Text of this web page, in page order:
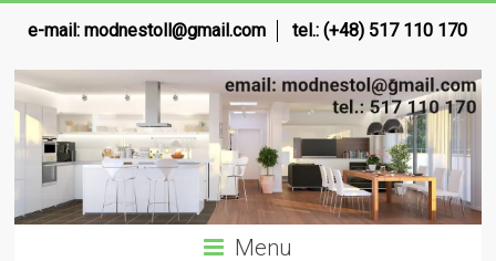
e-mail:modnestoll@gmail.com tel.: (+48) 517 110 170
Menu